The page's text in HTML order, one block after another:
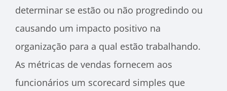
determinar se estão ou não progredindo ou
causando um impacto positivo na
organização para a qual estão trabalhando.
As métricas de vendas fornecem aos
funcionários um scorecard simples que